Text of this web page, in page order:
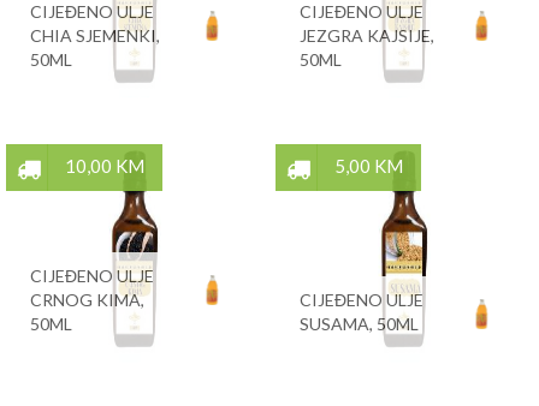
CIJEĐENO ULJE
CHIA SJEMENKI,
50ML
CIJEĐENO ULJE
JEZGRA KAJSIJE,
50ML
10,00 KM
CIJEĐENO ULJE
CRNOG KIMA,
50ML
5,00 KM
CIJEĐENO ULJE
SUSAMA, 50ML